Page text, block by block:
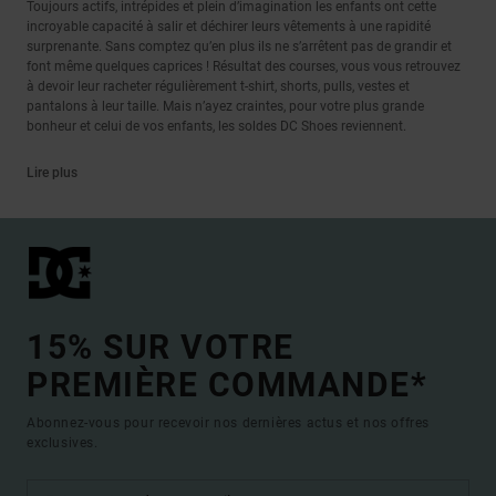
Toujours actifs, intrépides et plein d’imagination les enfants ont cette
incroyable capacité à salir et déchirer leurs vêtements à une rapidité
surprenante. Sans comptez qu’en plus ils ne s’arrêtent pas de grandir et
font même quelques caprices ! Résultat des courses, vous vous retrouvez
à devoir leur racheter régulièrement t-shirt, shorts, pulls, vestes et
pantalons à leur taille. Mais n’ayez craintes, pour votre plus grande
bonheur et celui de vos enfants, les soldes DC Shoes reviennent.
Lire plus
15% SUR VOTRE
PREMIÈRE COMMANDE*
Abonnez-vous pour recevoir nos dernières actus et nos offres
exclusives.